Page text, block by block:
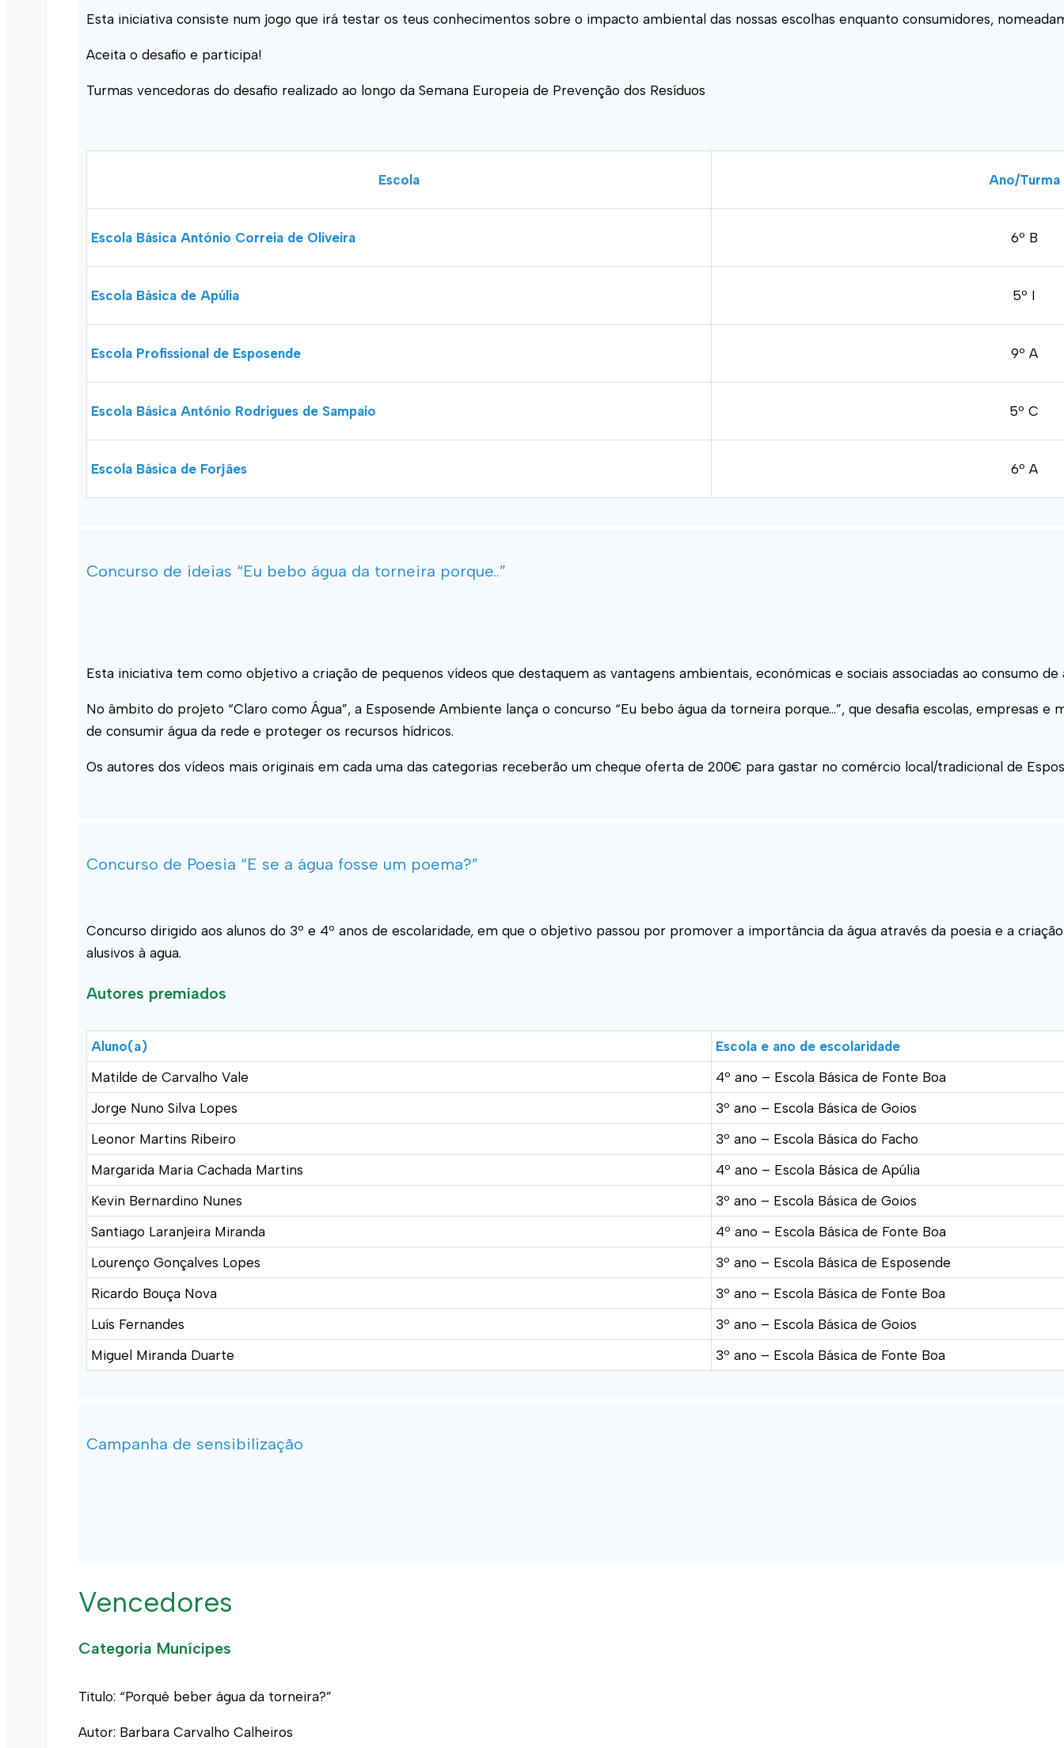
Esta iniciativa consiste num jogo que irá testar os teus conhecimentos sobre o impacto ambiental das nossas escolhas enquanto consumidores,
Aceita o desafio e participa!
Turmas vencedoras do desafio realizado ao longo da Semana Europeia de Prevenção dos Resíduos
Escola Ano/Turma
Escola Básica António Correia de Oliveira 6º B
Escola Básica de Apúlia 5º I
Escola Profissional de Esposende 9º A
Escola Básica António Rodrigues de Sampaio 5º C
Escola Básica de Forjães 6º A
Concurso de ideias “Eu bebo água da torneira porque..”
Esta iniciativa tem como objetivo a criação de pequenos vídeos que destaquem as vantagens ambientais, económicas e sociais associadas ao consumo de
No âmbito do projeto “Claro como Água”, a Esposende Ambiente lança o concurso “Eu bebo água da torneira porque…”, que desafia escolas, empresas
de consumir água da rede e proteger os recursos hídricos.
Os autores dos vídeos mais originais em cada uma das categorias receberão um cheque oferta de 200€ para gastar no comércio local/tradicional de
Concurso de Poesia “E se a água fosse um poema?”
Concurso dirigido aos alunos do 3º e 4º anos de escolaridade, em que o objetivo passou por promover a importância da água através da poesia e a
alusivos à agua.
Autores premiados
Aluno(a)
Escola e ano de escolaridade
Matilde de Carvalho Vale
4º ano – Escola Básica de Fonte Boa
Jorge Nuno Silva Lopes
3º ano – Escola Básica de Goios
Leonor Martins Ribeiro
3º ano – Escola Básica do Facho
Margarida Maria Cachada Martins
4º ano – Escola Básica de Apúlia
Kevin Bernardino Nunes
3º ano – Escola Básica de Goios
Santiago Laranjeira Miranda
4º ano – Escola Básica de Fonte Boa
Lourenço Gonçalves Lopes
3º ano – Escola Básica de Esposende
Ricardo Bouça Nova
3º ano – Escola Básica de Fonte Boa
Luís Fernandes
3º ano – Escola Básica de Goios
Miguel Miranda Duarte
3º ano – Escola Básica de Fonte Boa
Campanha de sensibilização
Vencedores
Categoria Munícipes
Titulo: “Porquê beber água da torneira?”
Autor: Barbara Carvalho Calheiros